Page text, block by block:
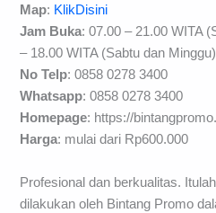
Map: KlikDisini
Jam Buka: 07.00 – 21.00 WITA
– 18.00 WITA (Sabtu dan Minggu)
No Telp: 0858 0278 3400
Whatsapp: 0858 0278 3400
Homepage: https://
Harga: mulai dari Rp600.000
Profesional dan berkualitas.
dilakukan oleh Bintang Promo